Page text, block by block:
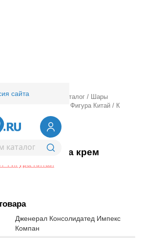
сайта/ Оптовый каталог /
Шары
Фигура Китай / К
3D Тыква крем
Фигура Китай
Дженерал Консолидатед Импекс
Компан